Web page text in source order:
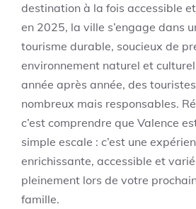
destination à la fois accessible
en 2025, la ville s’engage dans
tourisme durable, soucieux de
environnement naturel et
année après année, des
nombreux mais responsables.
c’est comprendre que Valence
simple escale : c’est une
enrichissante, accessible et
pleinement lors de votre
famille.